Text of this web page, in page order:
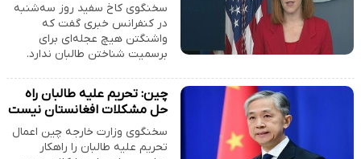
سخنگوی کاخ سفید روز سه‌شنبه
در کنفرانس خبری گفت که
واشنگتن هیچ عجله‌ای برای
برسمیت شناختن طالبان ندارد.
چین: تحریم علیه طالبان راه
حل مشکلات افغانستان نیست
سخنگوی وزارت خارجه چین اعمال
تحریم علیه طالبان را راهکار